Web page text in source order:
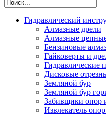
Гидравлический
Алмазные дрели
Алмазные
Бензиновые
Гайковерты и
Гидравлические
Шламовые
Помпы для
Помпы
Помпы для
Дисковые
Земляной бур
Земляной бур
Забивщики опор
Извлекатель